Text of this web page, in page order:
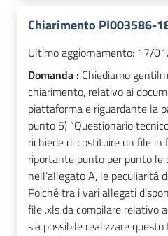
Chiarimento PI003586-
Ultimo aggiornamento: 17/
Domanda : Chiediamo
chiarimento, relativo ai
piattaforma e riguardante la
punto 5) “Questionario
richiede di costituire un file in
riportante punto per punto
nell’allegato A, le peculiarità
Poiché tra i vari allegati
file .xls da compilare relativo
sia possibile realizzare